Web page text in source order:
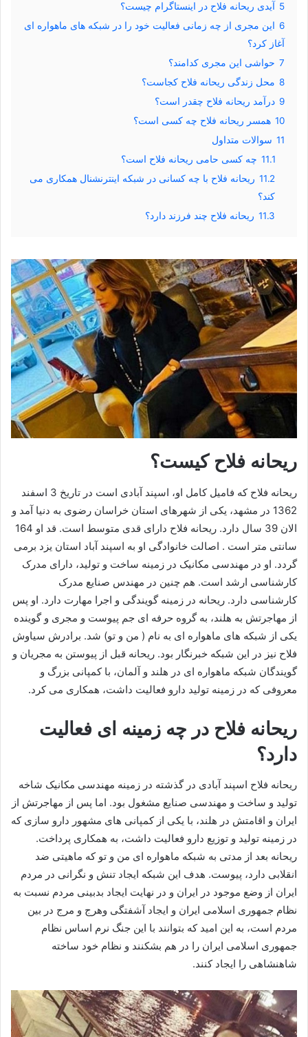
5 آیدی ریحانه فلاح در اینستاگرام چیست؟
6 این مجری از چه زمانی فعالیت خود را در شبکه های ماهواره ای
آغاز کرد؟
7 حواشی این مجری کدامند؟
8 محل زندگی ریحانه فلاح کجاست؟
9 درآمد ریحانه فلاح چقدر است؟
10 همسر ریحانه فلاح چه کسی است؟
11 سوالات متداول
11.1 چه کسی حامی ریحانه فلاح است؟
11.2 ریحانه فلاح با چه کسانی در شبکه اینترنشنال همکاری می
کند؟
11.3 ریحانه فلاح چند فرزند دارد؟
ریحانه فلاح کیست؟
ریحانه فلاح که فامیل کامل او، اسپند آبادی است در تاریخ 3 اسفند
1362 در مشهد، یکی از شهرهای استان خراسان رضوی به دنیا آمد و
الان 39 سال دارد. ریحانه فلاح دارای قدی متوسط است. قد او 164
سانتی متر است . اصالت خانوادگی او به اسپند آباد استان یزد برمی
گردد. او در مهندسی مکانیک در زمینه ساخت و تولید، دارای مدرک
کارشناسی ارشد است. هم چنین در مهندس صنایع مدرک
کارشناسی دارد. ریحانه در زمینه گویندگی و اجرا مهارت دارد. او پس
از مهاجرتش به هلند، به گروه حرفه ای جم پیوست و مجری و گوینده
یکی از شبکه های ماهواره ای به نام ( من و تو) شد. برادرش سیاوش
فلاح نیز در این شبکه خبرنگار بود. ریحانه قبل از پیوستن به مجریان و
گویندگان شبکه ماهواره ای در هلند و آلمان، با کمپانی بزرگ و
معروفی که در زمینه تولید دارو فعالیت داشت، همکاری می کرد.
ریحانه فلاح در چه زمینه ای فعالیت
دارد؟
ریحانه فلاح اسپند آبادی در گذشته در زمینه مهندسی مکانیک شاخه
تولید و ساخت و مهندسی صنایع مشغول بود. اما پس از مهاجرتش از
ایران و اقامتش در هلند، با یکی از کمپانی های مشهور دارو سازی که
در زمینه تولید و توزیع دارو فعالیت داشت، به همکاری پرداخت.
ریحانه بعد از مدتی به شبکه ماهواره ای من و تو که ماهیتی ضد
انقلابی دارد، پیوست. هدف این شبکه ایجاد تنش و نگرانی در مردم
ایران از وضع موجود در ایران و در نهایت ایجاد بدبینی مردم نسبت به
نظام جمهوری اسلامی ایران و ایجاد آشفتگی وهرج و مرج در بین
مردم است، به این امید که بتوانند با این جنگ نرم اساس نظام
جمهوری اسلامی ایران را در هم بشکنند و نظام خود ساخته
شاهنشاهی را ایجاد کنند.